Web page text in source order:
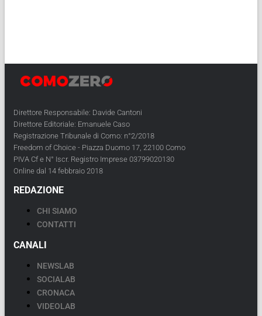
Direttore Responsabile: Davide Cantoni
Direttore Editoriale: Emanuele Caso
Registrazione Tribunale di Como: n°2/2018
Freedom of Choice - Piazza Duomo 17, 22100 Como
PIVA Cf e N° Iscr. Registro Imprese 03799020130
Online dal 14 febbraio 2018
REDAZIONE
CHI SIAMO
CONTATTI
CANALI
NEWSLAB
SOCIALAB
CRONACA
VIDEOLAB